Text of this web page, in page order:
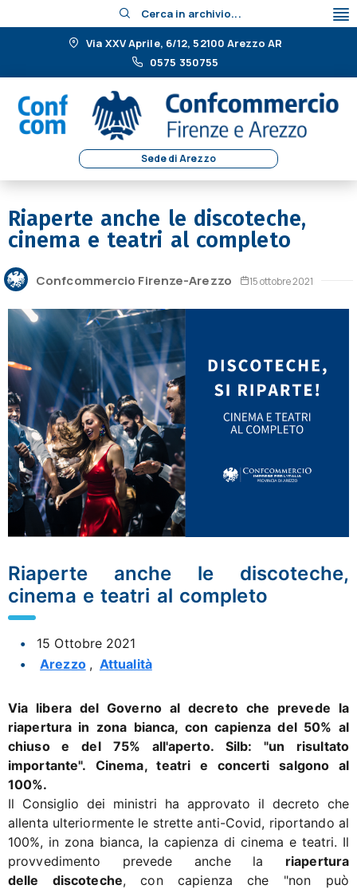
Cerca in archivio...
Via XXV Aprile, 6/12, 52100 Arezzo AR
0575 350755
Sede di Arezzo
Riaperte anche le discoteche,
cinema e teatri al completo
Confcommercio Firenze-Arezzo 15 ottobre 2021
Riaperte anche le discoteche,
cinema e teatri al completo
15 Ottobre 2021
Arezzo , Attualità
Via libera del Governo al decreto che prevede la
riapertura in zona bianca, con capienza del 50% al
chiuso e del 75% all'aperto. Silb: "un risultato
importante". Cinema, teatri e concerti salgono al
100%.
Il Consiglio dei ministri ha approvato il decreto che
allenta ulteriormente le strette anti-Covid, riportando al
100%, in zona bianca, la capienza di cinema e teatri. Il
provvedimento prevede anche la riapertura
delle discoteche, con capienza che "non può